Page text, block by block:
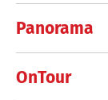
Panorama
OnTour